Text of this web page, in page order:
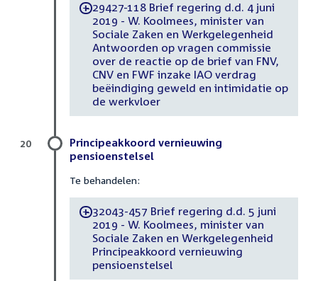
-29427-118 Brief regering d.d. 4 juni
2019 - W. Koolmees, minister van
Sociale Zaken en Werkgelegenheid
Antwoorden op vragen commissie
over de reactie op de brief van FNV,
CNV en FWF inzake IAO verdrag
beëindiging geweld en intimidatie op
de werkvloer
Principeakkoord vernieuwing
pensioenstelsel
Te behandelen:
-32043-457 Brief regering d.d. 5 juni
2019 - W. Koolmees, minister van
Sociale Zaken en Werkgelegenheid
Principeakkoord vernieuwing
pensioenstelsel
20